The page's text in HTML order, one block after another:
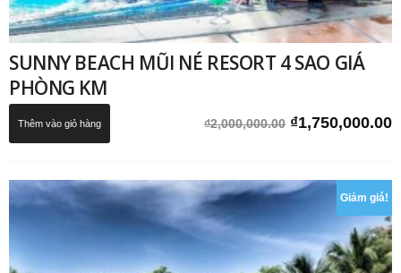
SUNNY BEACH MŨI NÉ RESORT 4 SAO GIÁ
PHÒNG KM
₫2,000,000.00 Giá
₫2,000,000.00.
₫1,750,000.00
Thêm vào giỏ hàng
Giảm giá!